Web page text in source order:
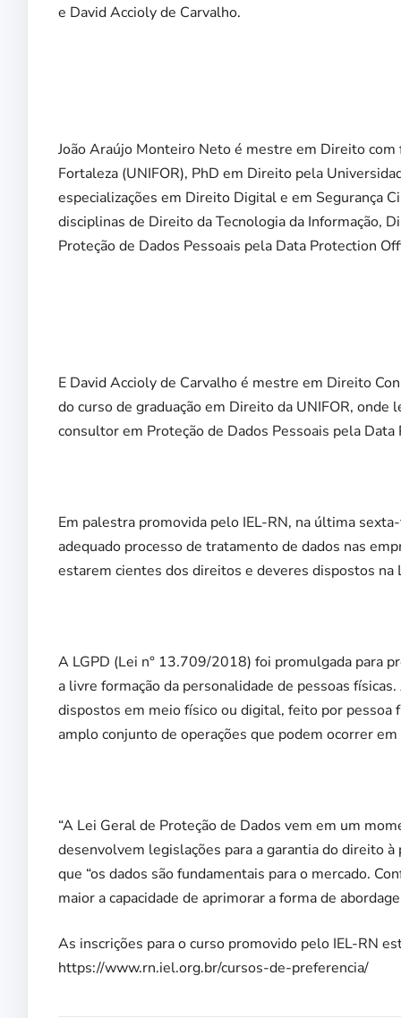
e David Accioly de Carvalho.
João Araújo Monteiro Neto é mestre em Direito
Fortaleza (UNIFOR), PhD em Direito pela
especializações em Direito Digital e em Segurança
disciplinas de Direito da Tecnologia da Informação,
Proteção de Dados Pessoais pela Data Protection
E David Accioly de Carvalho é mestre em Direito
do curso de graduação em Direito da UNIFOR,
consultor em Proteção de Dados Pessoais pela
Em palestra promovida pelo IEL-RN, na última
adequado processo de tratamento de dados nas
estarem cientes dos direitos e deveres dispostos na
A LGPD (Lei n° 13.709/2018) foi promulgada para
a livre formação da personalidade de pessoas
dispostos em meio físico ou digital, feito por pessoa
amplo conjunto de operações que podem ocorrer
“A Lei Geral de Proteção de Dados vem em um
desenvolvem legislações para a garantia do direito
que “os dados são fundamentais para o mercado.
maior a capacidade de aprimorar a forma de
As inscrições para o curso promovido pelo IEL-RN
https://www.rn.iel.org.br/cursos-de-preferencia/